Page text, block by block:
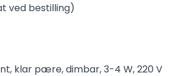
ved bestilling)
klar pære, dimbar, 3-4 W, 220 V